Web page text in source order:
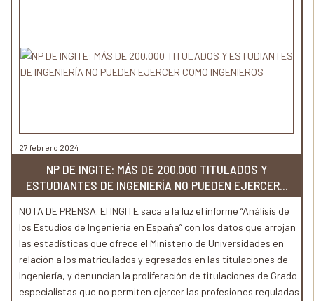
27 febrero 2024
NP DE INGITE: MÁS DE 200.000 TITULADOS Y
ESTUDIANTES DE INGENIERÍA NO PUEDEN EJERCER...
NOTA DE PRENSA. El INGITE saca a la luz el informe “Análisis de
los Estudios de Ingeniería en España” con los datos que arrojan
las estadísticas que ofrece el Ministerio de Universidades en
relación a los matriculados y egresados en las titulaciones de
Ingeniería, y denuncian la proliferación de titulaciones de Grado
especialistas que no permiten ejercer las profesiones reguladas